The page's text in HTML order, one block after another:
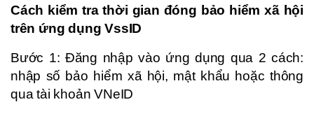
Cách kiểm tra thời gian đóng bảo hiểm xã hội
trên ứng dụng VssID
Bước 1: Đăng nhập vào ứng dụng qua 2 cách:
nhập số bảo hiểm xã hội, mật khẩu hoặc thông
qua tài khoản VNeID